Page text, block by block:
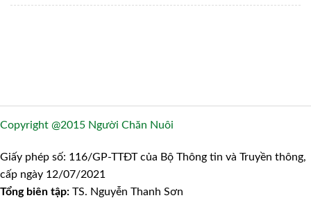
Copyright @2015 Người Chăn Nuôi
Giấy phép số: 116/GP-TTĐT của Bộ Thông tin và Truyền thông,
cấp ngày 12/07/2021
Tổng biên tập: TS. Nguyễn Thanh Sơn